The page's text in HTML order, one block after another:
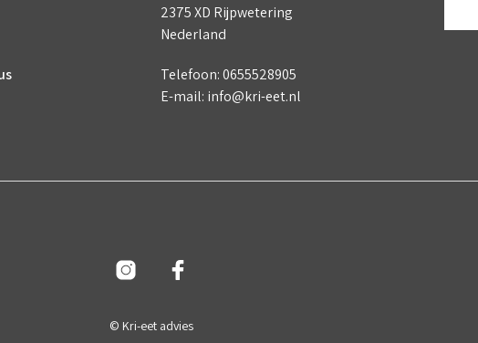
2375 XD Rijpwetering
Nederland
Telefoon: 0655528905
E-mail: info@kri-eet.nl
© Kri-eet advies